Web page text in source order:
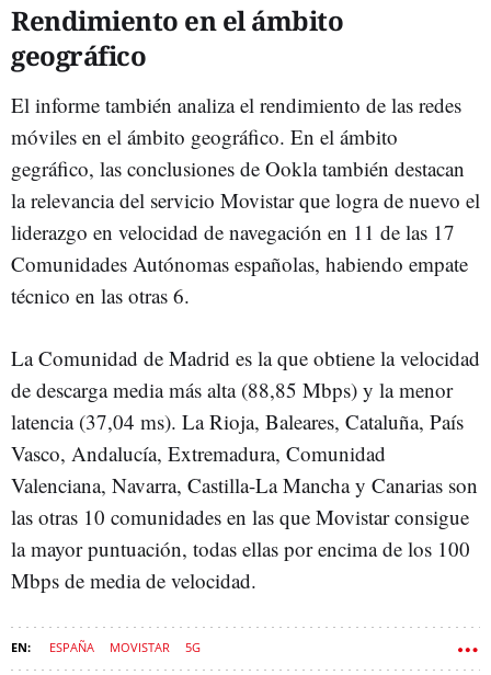
Rendimiento en el ámbito
geográfico
El informe también analiza el rendimiento de las redes
móviles en el ámbito geográfico. En el ámbito
gegráfico, las conclusiones de Ookla también destacan
la relevancia del servicio Movistar que logra de nuevo el
liderazgo en velocidad de navegación en 11 de las 17
Comunidades Autónomas españolas, habiendo empate
técnico en las otras 6.
La Comunidad de Madrid es la que obtiene la velocidad
de descarga media más alta (88,85 Mbps) y la menor
latencia (37,04 ms). La Rioja, Baleares, Cataluña, País
Vasco, Andalucía, Extremadura, Comunidad
Valenciana, Navarra, Castilla-La Mancha y Canarias son
las otras 10 comunidades en las que Movistar consigue
la mayor puntuación, todas ellas por encima de los 100
Mbps de media de velocidad.
ESPAÑA MOVISTAR 5G